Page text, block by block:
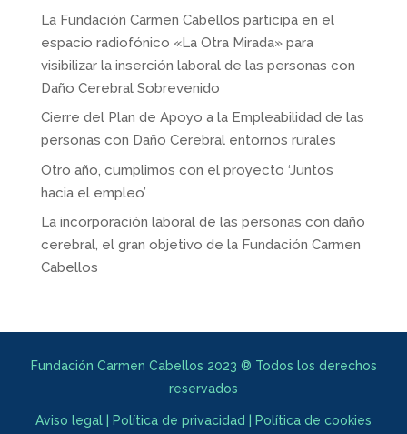
La Fundación Carmen Cabellos participa en el
espacio radiofónico «La Otra Mirada» para
visibilizar la inserción laboral de las personas con
Daño Cerebral Sobrevenido
Cierre del Plan de Apoyo a la Empleabilidad de las
personas con Daño Cerebral entornos rurales
Otro año, cumplimos con el proyecto ‘Juntos
hacia el empleo’
La incorporación laboral de las personas con daño
cerebral, el gran objetivo de la Fundación Carmen
Cabellos
Fundación Carmen Cabellos 2023 ® Todos los derechos
reservados
Aviso legal Política de privacidad Política de cookies